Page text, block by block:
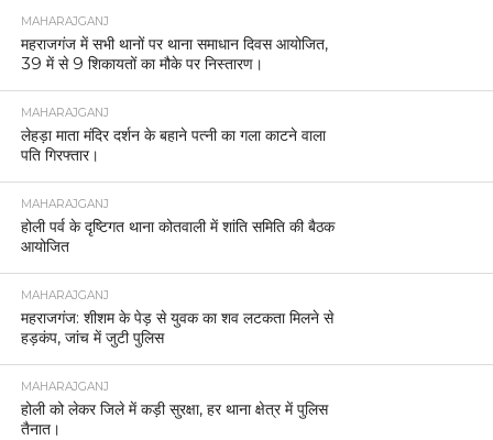
MAHARAJGANJ
महराजगंज में सभी थानों पर थाना समाधान दिवस आयोजित,
39 में से 9 शिकायतों का मौके पर निस्तारण।
MAHARAJGANJ
लेहड़ा माता मंदिर दर्शन के बहाने पत्नी का गला काटने वाला
पति गिरफ्तार।
MAHARAJGANJ
होली पर्व के दृष्टिगत थाना कोतवाली में शांति समिति की बैठक
आयोजित
MAHARAJGANJ
महराजगंज: शीशम के पेड़ से युवक का शव लटकता मिलने से
हड़कंप, जांच में जुटी पुलिस
MAHARAJGANJ
होली को लेकर जिले में कड़ी सुरक्षा, हर थाना क्षेत्र में पुलिस
तैनात।